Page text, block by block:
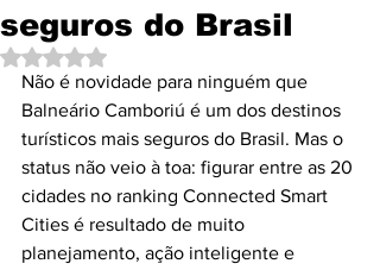
seguros do Brasil
Avaliado com NaN de 5 estrelas.
Não é novidade para ninguém que
Balneário Camboriú é um dos destinos
turísticos mais seguros do Brasil. Mas o
status não veio à toa: figurar entre as 20
cidades no ranking Connected Smart
Cities é resultado de muito
planejamento, ação inteligente e